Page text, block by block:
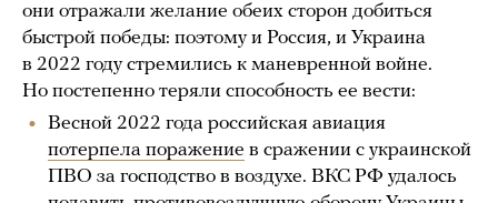
они отражали желание обеих сторон добиться
быстрой победы: поэтому и Россия, и Украина
в 2022 году стремились к маневренной войне.
Но постепенно теряли способность ее вести:
Весной 2022 года российская авиация
потерпела поражение в сражении с украинской
ПВО за господство в воздухе. ВКС РФ удалось